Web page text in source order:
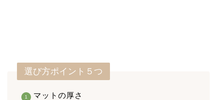
選び方ポイント５つ
マットの厚さ